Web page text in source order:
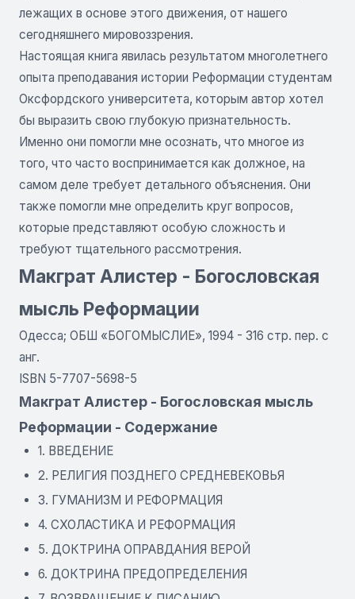
лежащих в основе этого движения, от нашего
сегодняшнего мировоззрения.
Настоящая книга явилась результатом многолетнего
опыта преподавания истории Реформации студентам
Оксфордского университета, которым автор хотел
бы выразить свою глубокую признательность.
Именно они помогли мне осознать, что многое из
того, что часто воспринимается как должное, на
самом деле требует детального объяснения. Они
также помогли мне определить круг вопросов,
которые представляют особую сложность и
требуют тщательного рассмотрения.
Макграт Алистер - Богословская
мысль Реформации
Одесса; ОБШ «БОГОМЫСЛИЕ», 1994 - 316 стр. пер. с
анг.
ISBN 5-7707-5698-5
Макграт Алистер - Богословская мысль
Реформации - Содержание
1. ВВЕДЕНИЕ
2. РЕЛИГИЯ ПОЗДНЕГО СРЕДНЕВЕКОВЬЯ
3. ГУМАНИЗМ И РЕФОРМАЦИЯ
4. СХОЛАСТИКА И РЕФОРМАЦИЯ
5. ДОКТРИНА ОПРАВДАНИЯ ВЕРОЙ
6. ДОКТРИНА ПРЕДОПРЕДЕЛЕНИЯ